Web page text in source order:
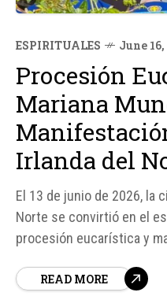
ESPIRITUALES June
Procesión
Mariana
Irlanda del
El 13 de junio de 2026, la
Norte se convirtió en el
procesión eucarística y
sino que también
READ MORE